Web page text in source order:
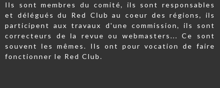
Ils sont membres du comité, ils sont responsables
et délégués du Red Club au coeur des régions, ils
participent aux travaux d'une commission, ils sont
correcteurs de la revue ou webmasters... Ce sont
souvent les mêmes. Ils ont pour vocation de faire
fonctionner le Red Club.